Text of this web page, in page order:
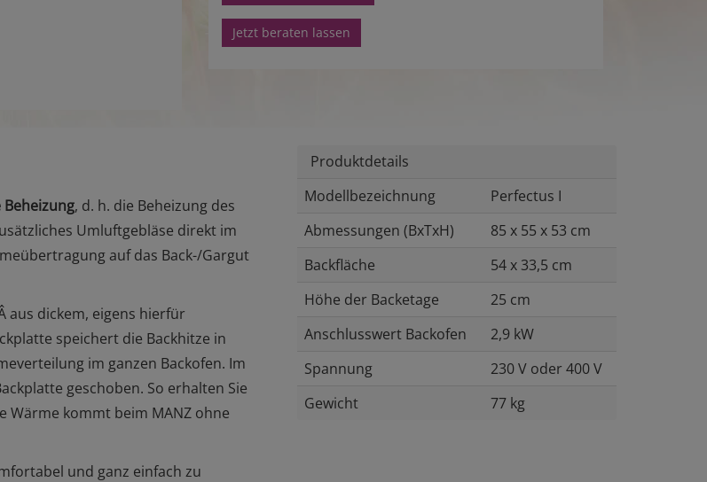
Jetzt beraten lassen
, d. h. die Beheizung des
Umluftgebläse direkt im
auf das Back-/Gargut
aus dickem, eigens hierfür
speichert die Backhitze in
im ganzen Backofen. Im
geschoben. So erhalten Sie
Wärme kommt beim MANZ ohne
und ganz einfach zu
Produktdetails
Modellbezeichnung
Perfectus I
Abmessungen (BxTxH)
85 x 55 x 53 cm
Backfläche
54 x 33,5 cm
Höhe der Backetage
25 cm
Anschlusswert Backofen
2,9 kW
Spannung
230 V oder 400 V
Gewicht
77 kg